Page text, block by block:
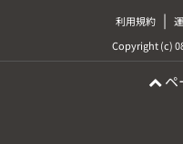
利用規約 |
Copyright (c)
ペ